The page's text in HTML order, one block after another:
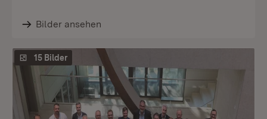
Bilder ansehen
15 Bilder